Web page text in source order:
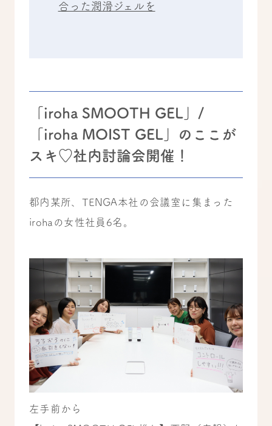
合った潤滑ジェルを
「iroha SMOOTH GEL」/
「iroha MOIST GEL」のここが
スキ♡社内討論会開催！
都内某所、TENGA本社の会議室に集まった
irohaの女性社員6名。
左手前から